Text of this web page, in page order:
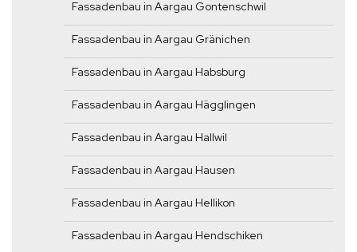
Fassadenbau in Aargau Gontenschwil
Fassadenbau in Aargau Gränichen
Fassadenbau in Aargau Habsburg
Fassadenbau in Aargau Hägglingen
Fassadenbau in Aargau Hallwil
Fassadenbau in Aargau Hausen
Fassadenbau in Aargau Hellikon
Fassadenbau in Aargau Hendschiken